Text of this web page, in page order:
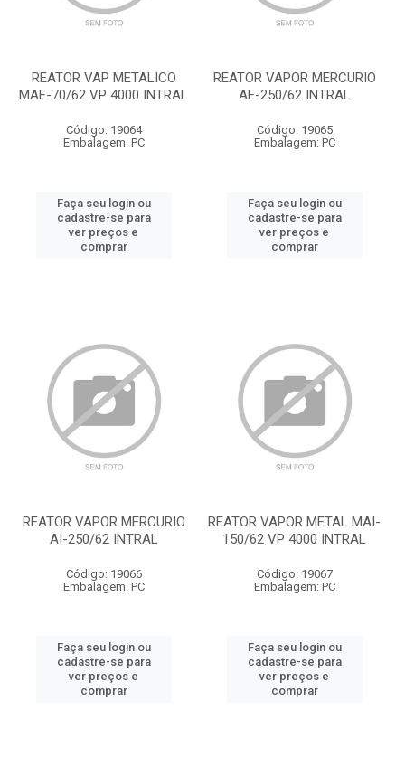
REATOR VAP METALICO
MAE-70/62 VP 4000 INTRAL
Código: 19064
Embalagem: PC
Faça seu login ou
cadastre-se para
ver preços e
comprar
REATOR VAPOR MERCURIO
AE-250/62 INTRAL
Código: 19065
Embalagem: PC
Faça seu login ou
cadastre-se para
ver preços e
comprar
REATOR VAPOR MERCURIO
AI-250/62 INTRAL
Código: 19066
Embalagem: PC
Faça seu login ou
cadastre-se para
ver preços e
comprar
REATOR VAPOR METAL MAI-
150/62 VP 4000 INTRAL
Código: 19067
Embalagem: PC
Faça seu login ou
cadastre-se para
ver preços e
comprar